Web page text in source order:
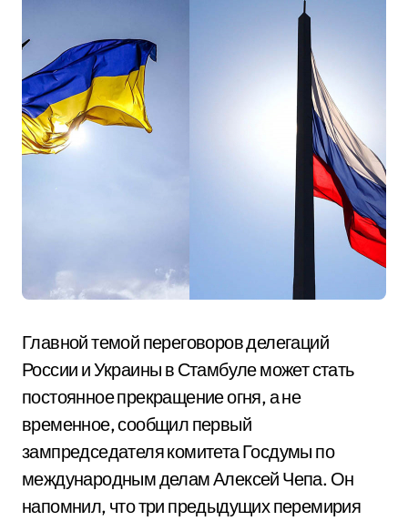
Главной темой переговоров делегаций
России и Украины в Стамбуле может стать
постоянное прекращение огня, а не
временное, сообщил первый
зампредседателя комитета Госдумы по
международным делам Алексей Чепа. Он
напомнил, что три предыдущих перемирия